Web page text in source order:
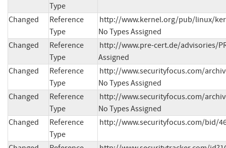
Type
Changed
Reference
Type
http://www.kernel.org/pub/linux/
No Types Assigned
Changed
Reference
Type
http://www.pre-cert.de/advisories/
Assigned
Changed
Reference
Type
http://www.securityfocus.com/
No Types Assigned
Changed
Reference
Type
http://www.securityfocus.com/
No Types Assigned
Changed
Reference
Type
http://www.securityfocus.com/bid/